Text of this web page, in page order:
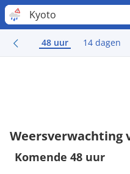
Kyoto
48 uur 14 dagen
Weersverwachting
Komende 48 uur